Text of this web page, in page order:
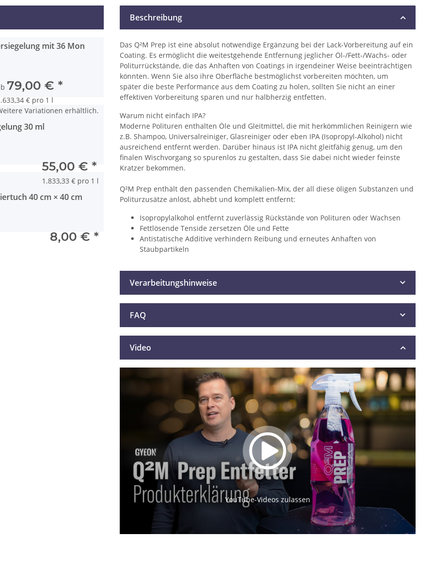
Beschreibung
Das Q²M Prep ist eine absolut notwendige Ergänzung bei der Lack-Vorbereitung auf ein
Coating. Es ermöglicht die weitestgehende Entfernung jeglicher Öl-/Fett-/Wachs- oder
Politurrückstände, die das Anhaften von Coatings in irgendeiner Weise beeinträchtigen
könnten. Wenn Sie also ihre Oberfläche bestmöglichst vorbereiten möchten, um
später die beste Performance aus dem Coating zu holen, sollten Sie nicht an einer
effektiven Vorbereitung sparen und nur halbherzig entfetten.
Warum nicht einfach IPA?
Moderne Polituren enthalten Öle und Gleitmittel, die mit herkömmlichen Reinigern wie
z.B. Shampoo, Universalreiniger, Glasreiniger oder eben IPA (Isopropyl-Alkohol) nicht
ausreichend entfernt werden. Darüber hinaus ist IPA nicht gleitfähig genug, um den
finalen Wischvorgang so spurenlos zu gestalten, dass Sie dabei nicht wieder feinste
Kratzer bekommen.
Q²M Prep enthält den passenden Chemikalien-Mix, der all diese öligen Substanzen und
Politurzusätze anlöst, abhebt und komplett entfernt:
Isopropylalkohol entfernt zuverlässig Rückstände von Polituren oder Wachsen
Fettlösende Tenside zersetzen Öle und Fette
Antistatische Additive verhindern Reibung und erneutes Anhaften von
Staubpartikeln
Verarbeitungshinweise
FAQ
Video
YouTube-Videos zulassen
mit 36 Mon
79,00 € *
€ pro 1 l
Variationen erhältlich.
30 ml
55,00 € *
1.833,33 € pro 1 l
40 cm × 40 cm
8,00 € *